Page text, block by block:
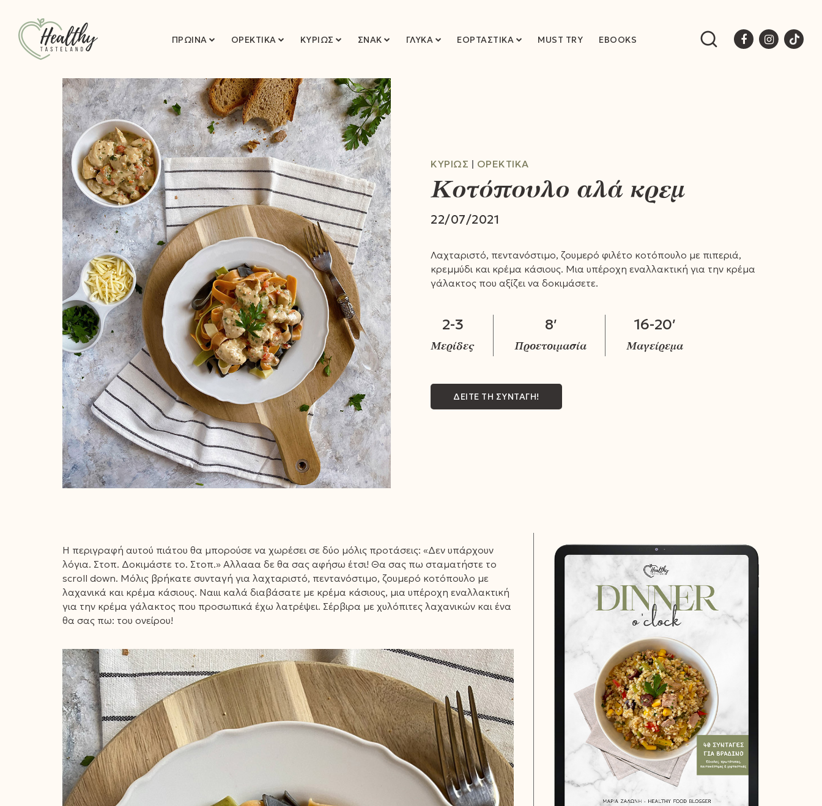
ΠΡΩΙΝΆ ΟΡΕΚΤΙΚΆ ΚΥΡΊΩΣ ΣΝΑΚ ΓΛΥΚΆ ΕΟΡΤΑΣΤΙΚΆ MUST TRY EBOOKS
ΚΥΡΊΩΣ ΟΡΕΚΤΙΚΆ
Κοτόπουλο αλά κρεμ
22/07/2021
Λαχταριστό, πεντανόστιμο, ζουμερό φιλέτο κοτόπουλο με πιπεριά,
κρεμμύδι και κρέμα κάσιους. Μια υπέροχη εναλλακτική για την κρέμα
γάλακτος που αξίζει να δοκιμάσετε.
2-3 8′ 16-20′
ΔΕΙΤΕ ΤΗ ΣΥΝΤΑΓΗ!
Η περιγραφή αυτού πιάτου θα μπορούσε να χωρέσει σε δύο μόλις προτάσεις: «Δεν υπάρχουν
λόγια. Στοπ. Δοκιμάστε το. Στοπ.» Αλλααα δε θα σας αφήσω έτσι! Θα σας πω σταματήστε το
scroll down. Μόλις βρήκατε συνταγή για λαχταριστό, πεντανόστιμο, ζουμερό κοτόπουλο με
λαχανικά και κρέμα κάσιους. Ναιιι καλά διαβάσατε με κρέμα κάσιους, μια υπέροχη εναλλακτική
για την κρέμα γάλακτος που προσωπικά έχω λατρέψει. Σέρβιρα με χυλόπιτες λαχανικών και ένα
θα σας πω: του ονείρου!